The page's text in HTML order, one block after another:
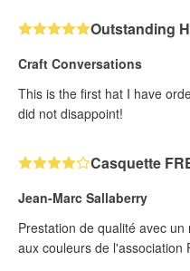
Outstanding
Craft Conversations
This is the first hat I have
did not disappoint!
Casquette
Jean-Marc Sallaberry
Prestation de qualité avec
aux couleurs de l'association